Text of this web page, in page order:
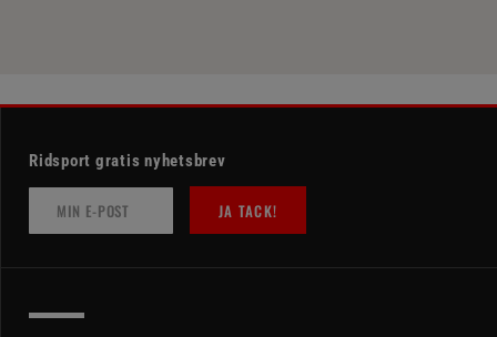
Ridsport gratis nyhetsbrev
JA TACK!